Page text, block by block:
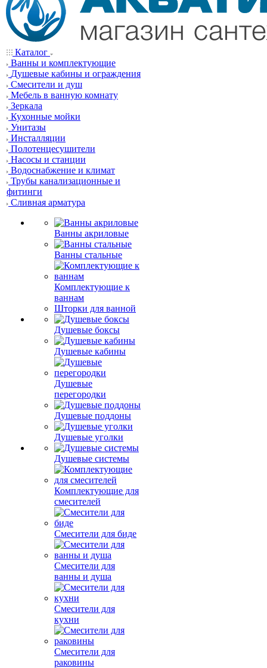
Каталог
Ванны и комплектующие
Душевые кабины и ограждения
Смесители и душ
Мебель в ванную комнату
Зеркала
Кухонные мойки
Унитазы
Инсталляции
Полотенцесушители
Насосы и станции
Водоснабжение и климат
Трубы канализационные и
фитинги
Сливная арматура
Ванны акриловые
Ванны стальные
Комплектующие к
ваннам
Шторки для ванной
Душевые боксы
Душевые кабины
Душевые
перегородки
Душевые поддоны
Душевые уголки
Душевые системы
Комплектующие для
смесителей
Смесители для биде
Смесители для
ванны и душа
Смесители для
кухни
Смесители для
раковины